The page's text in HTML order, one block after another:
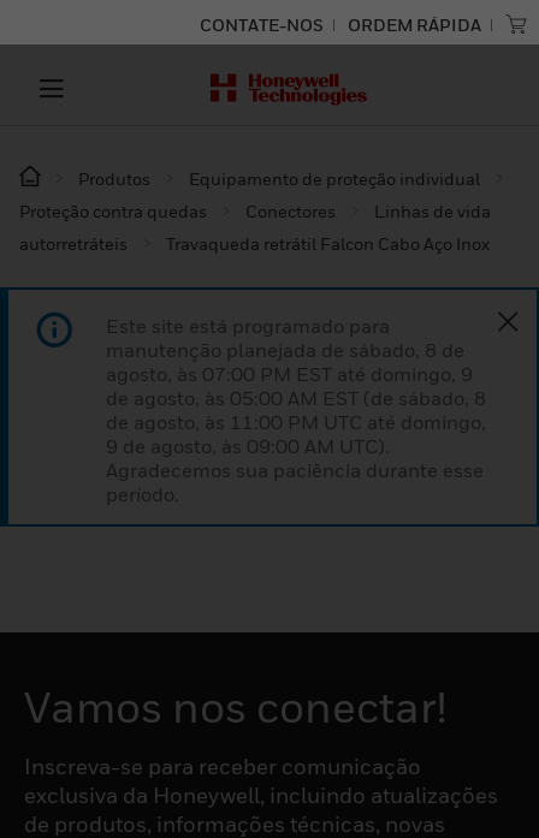
CONTATE-NOS ORDEM RÁPIDA
Produtos
Equipamento de proteção individual
Proteção contra quedas
Conectores
Linhas de vida
autorretráteis
Travaqueda retrátil Falcon Cabo Aço Inox
Este site está programado para
manutenção planejada de sábado, 8 de
agosto, às 07:00 PM EST até domingo, 9
de agosto, às 05:00 AM EST (de sábado, 8
de agosto, às 11:00 PM UTC até domingo,
9 de agosto, às 09:00 AM UTC).
Agradecemos sua paciência durante esse
período.
Vamos nos conectar!
Inscreva-se para receber comunicação
exclusiva da Honeywell, incluindo atualizações
de produtos, informações técnicas, novas